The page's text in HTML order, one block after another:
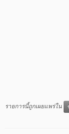
รายการนี้ถูกเผยแพร่ใน